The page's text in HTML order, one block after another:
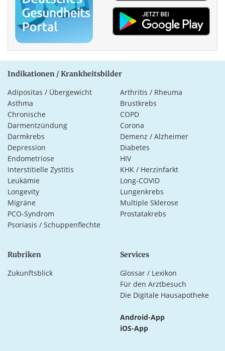
Indikationen / Krankheitsbilder
Adipositas / Übergewicht
Arthritis / Rheuma
Asthma
Brustkrebs
Chronische
Darmentzündung
COPD
Corona
Darmkrebs
Demenz / Alzheimer
Depression
Diabetes
Endometriose
HIV
Interstitielle Zystitis
KHK / Herzinfarkt
Leukämie
Long-COVID
Longevity
Lungenkrebs
Migräne
Multiple Sklerose
PCO-Syndrom
Prostatakrebs
Psoriasis / Schuppenflechte
Rubriken
Zukunftsblick
Services
Glossar / Lexikon
Für den Arztbesuch
Die Digitale Hausapotheke
Android-App
iOS-App